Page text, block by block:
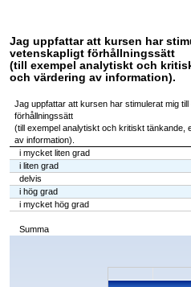
Jag uppfattar att kursen har
vetenskapligt förhållningssätt
(till exempel analytiskt och
och värdering av information).
Jag uppfattar att kursen har stimulerat mig
förhållningssätt
(till exempel analytiskt och kritiskt tänkande,
av information).
i mycket liten grad
i liten grad
delvis
i hög grad
i mycket hög grad
Summa
Chart
The chart has 1 X axis displaying categories.
The chart has 1 Y axis displaying values.